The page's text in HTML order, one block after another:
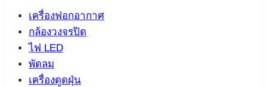
เครื่องฟอกอากาศ
กล้องวงจรปิด
ไฟ LED
พัดลม
เครื่องดูดฝุ่น